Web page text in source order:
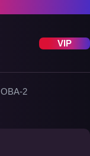
VIP
ОВА-2